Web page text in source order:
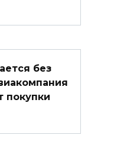
без
покупки